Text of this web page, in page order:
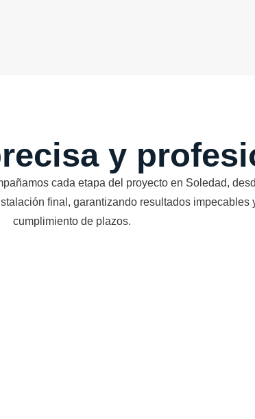
y
cada etapa del proyecto en Soledad,
final, garantizando resultados impecables
cumplimiento de plazos.